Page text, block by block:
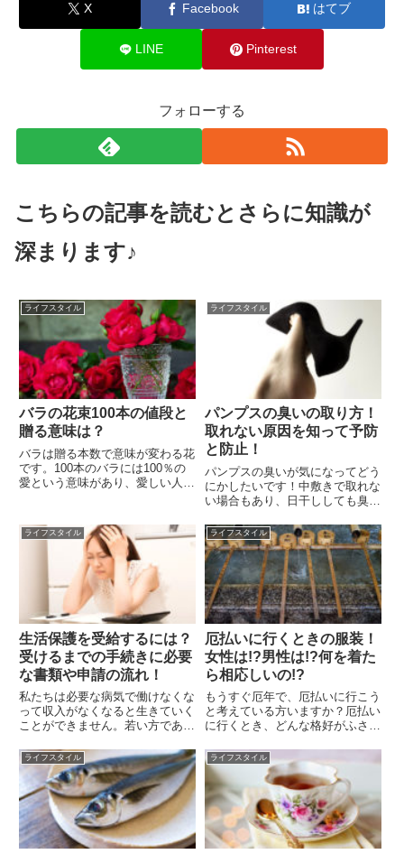
X Facebook はてブ
LINE Pinterest
フォローする
こちらの記事を読むとさらに知識が
深まります♪
ライフスタイル
バラの花束100本の値段と
贈る意味は？
バラは贈る本数で意味が変わる花
です。100本のバラには100％の
愛という意味があり、愛しい人へ
なら誰もが憧れるものではないで
しょうか。 言葉で愛を伝えるの
が気恥しい人にはうってつけ...
ライフスタイル
パンプスの臭いの取り方！
取れない原因を知って予防
と防止！
パンプスの臭いが気になってどう
にかしたいです！中敷きで取れな
い場合もあり、日干ししても臭い
事で1日中履いている場合が多
く、新しく買い替えてもすぐに臭
くなっちゃいます。どうにかパン
プスの臭いの取り方を教えてくだ
さ...
ライフスタイル
生活保護を受給するには？
受けるまでの手続きに必要
な書類や申請の流れ！
私たちは必要な病気で働けなくな
って収入がなくなると生きていく
ことができません。若い方であれ
は生活保護の助けを借りる。高齢
者の方は年金などの収入で足りな
ければその差額の生活保護を受け
る。これは憲法25条が定めてい...
ライフスタイル
厄払いに行くときの服装！
女性は!?男性は!?何を着た
ら相応しいの!?
もうすぐ厄年で、厄払いに行こう
と考えている方いますか？厄払い
に行くとき、どんな格好がふさわ
厄払いに行く服装は、明確な決ま
りはありません。でも神社やお寺
の中には、カジュアルすぎる格好
で行くと入れないところもある
ん...
ライフスタイル ライフスタイル